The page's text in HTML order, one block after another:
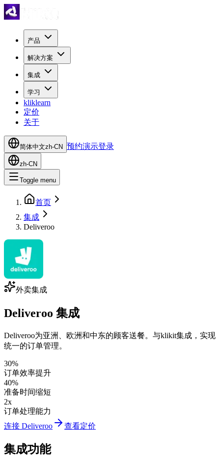
产品
解决方案
集成
学习
kliklearn
定价
关于
简体中文zh-CN 预约演示登录
zh-CN
Toggle menu
首页
集成
Deliveroo
外卖集成
Deliveroo 集成
Deliveroo为亚洲、欧洲和中东的顾客送餐。与klikit集成，实现
统一的订单管理。
30%
订单效率提升
40%
准备时间缩短
2x
订单处理能力
连接 Deliveroo
查看定价
集成功能